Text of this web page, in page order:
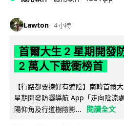
Lawton 4 小時
首爾大生 2 星期開發
2 萬人下載衝榜首
【行路都要揀好有遮陰】南韓首爾
星期開發防曬導航 App「走向陰涼
陽仰角及行道樹陰影...
閱讀全文